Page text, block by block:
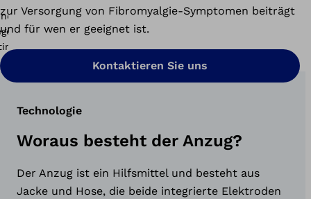
zur Versorgung von Fibromyalgie-Symptomen beiträgt
und für wen er geeignet ist.
Kontaktieren Sie uns
Technologie
Woraus besteht der Anzug?
Der Anzug ist ein Hilfsmittel und besteht aus
Jacke und Hose, die beide integrierte Elektroden